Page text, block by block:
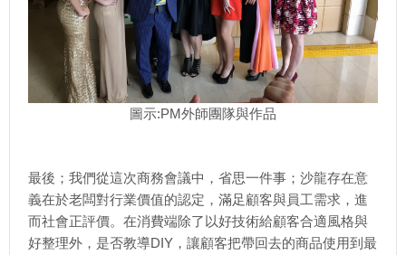
圖示:PM外師團隊與作品
最後；我們從這次商務會議中，省思一件事；沙龍存在意
義在於老闆對行業價值的認定，滿足顧客與員工需求，進
而社會正評價。在消費端除了以好技術給顧客合適風格與
好整理外，是否教導DIY，讓顧客把帶回去的商品使用到最